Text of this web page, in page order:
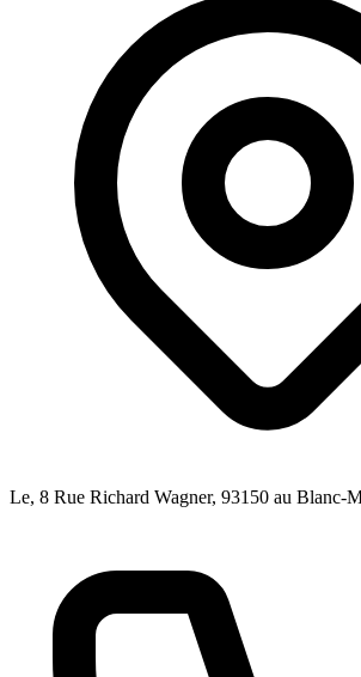
Le, 8 Rue Richard Wagner, 93150 au Blanc-